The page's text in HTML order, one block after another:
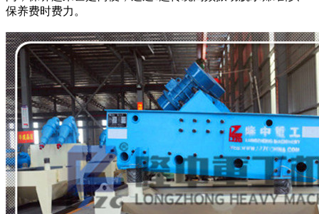
保养费时费力 。